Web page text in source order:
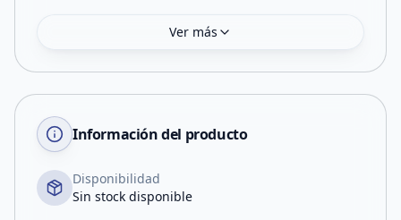
Ver más
Información del producto
Disponibilidad
Sin stock disponible